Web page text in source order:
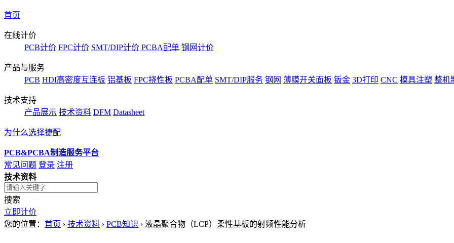
首页
在线计价
PCB计价 FPC计价 SMT/DIP计价 PCBA配单 钢网计价
产品与服务
PCB HDI高密度互连板 铝基板 FPC挠性板 PCBA配单 SMT/DIP服务 钢网 薄膜开关面板 钣金 3D打印 CNC 模具注塑 整机
技术支持
产品展示 技术资料 DFM Datasheet
为什么选择捷配
PCB&PCBA制造服务平台
常见问题 登录 注册
技术资料
搜索
立即计价
您的位置： 首页 › 技术资料 › PCB知识 › 液晶聚合物（LCP）柔性基板的射频性能分析